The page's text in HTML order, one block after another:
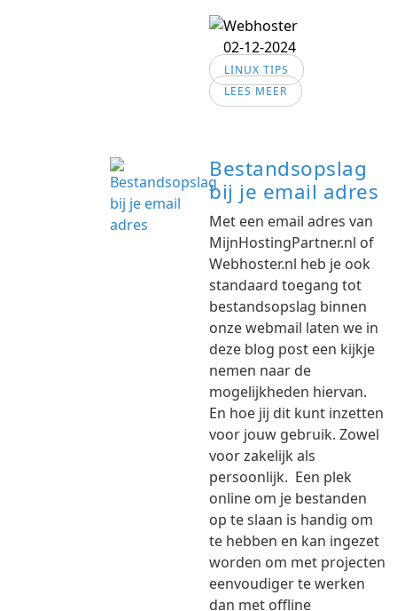
02-12-2024
LINUX TIPS
LEES MEER
Bestandsopslag
bij je email adres
Met een email adres van
MijnHostingPartner.nl of
Webhoster.nl heb je ook
standaard toegang tot
bestandsopslag binnen
onze webmail laten we in
deze blog post een kijkje
nemen naar de
mogelijkheden hiervan.
En hoe jij dit kunt inzetten
voor jouw gebruik. Zowel
voor zakelijk als
persoonlijk. Een plek
online om je bestanden
op te slaan is handig om
te hebben en kan ingezet
worden om met projecten
eenvoudiger te werken
dan met offline